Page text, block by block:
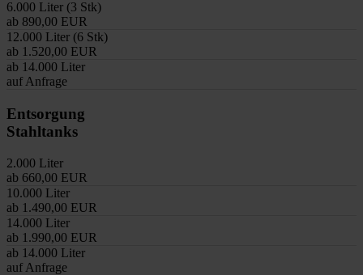
6.000 Liter (3 Stk)
ab 890,00 EUR
12.000 Liter (6 Stk)
ab 1.520,00 EUR
ab 14.000 Liter
auf Anfrage
Entsorgung
Stahltanks
2.000 Liter
ab 660,00 EUR
10.000 Liter
ab 1.490,00 EUR
14.000 Liter
ab 1.990,00 EUR
ab 14.000 Liter
auf Anfrage